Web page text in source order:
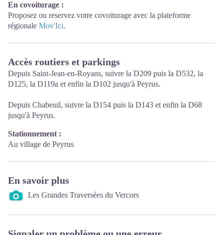
En covoiturage :
Proposez ou reservez votre covoiturage avec la plateforme
régionale Mov'Ici.
Accès routiers et parkings
Depuis Saint-Jean-en-Royans, suivre la D209 puis la D532, la
D125, la D119a et enfin la D102 jusqu'à Peyrus.
Depuis Chabeuil, suivre la D154 puis la D143 et enfin la D68
jusqu'à Peyrus.
Stationnement :
Au village de Peyrus
En savoir plus
Les Grandes Traversées du Vercors